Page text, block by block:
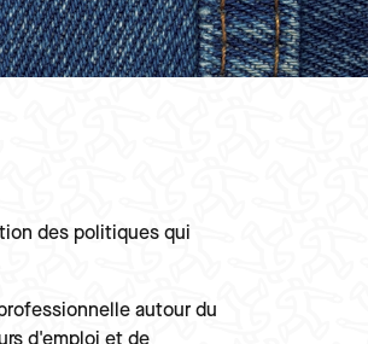
des politiques qui
autour du